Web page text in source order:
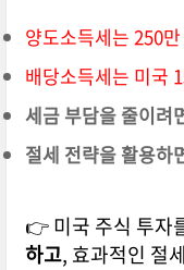
양도소득세는 250
배당소득세는 미국
세금 부담을 줄이려
절세 전략을 활용하
👉 미국 주식 투자
하고, 효과적인 절